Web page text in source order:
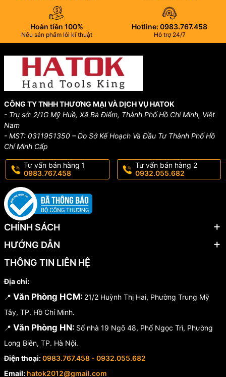
Hoàn tiền 100%
Nếu sản phẩm lỗi kĩ thuật
Hotline: 0983.767.458
Hỗ trợ 24/7
CÔNG TY TNHH THƯƠNG MẠI VÀ DỊCH VỤ HATOK
- Trụ sở: 2/1G Mỹ Huề, Xã Bà Điểm, Thành Phố Hồ Chí Minh, Việt
Nam
- MST: 0311951350 – Do Sở Kế Hoạch Và Đầu Tư Thành Phố Hồ
Chí Minh Cấp
Tư vấn bán hàng 1
0983.767.458
Tư vấn bán hàng 2
0932.055.682
CHÍNH SÁCH
HƯỚNG DẪN
THÔNG TIN LIÊN HỆ
Địa chỉ:
📍 Văn Phòng HCM: 21/2 Huỳnh Thị Hai, Phường Trung Mỹ
Tây, TP. Hồ Chí Minh.
📍 Văn Phòng HN: Số nhà 19 Ngõ 48, Phố Ngọc Trì, Phường
Long Biên, TP. Hà Nội.
Điện thoại:0983.767.458 - 0932.055.682
Email: hatok2012@gmail.com